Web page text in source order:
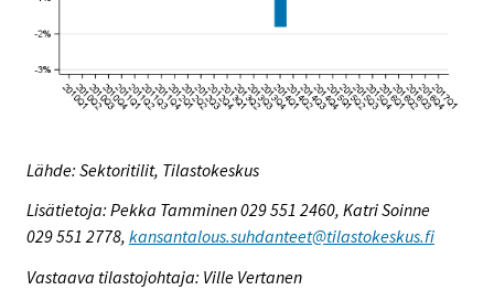
Lähde: Sektoritilit, Tilastokeskus
Lisätietoja: Pekka Tamminen 029 551 2460, Katri Soinne
029 551 2778, kansantalous.suhdanteet@tilastokeskus.fi
Vastaava tilastojohtaja: Ville Vertanen